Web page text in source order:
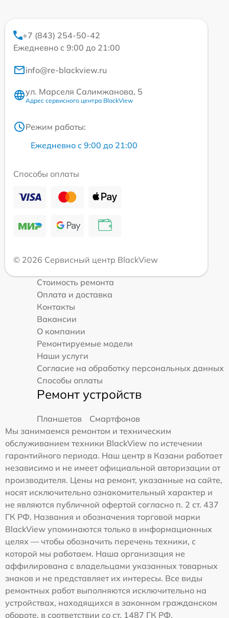
+7 (843) 254-50-42
Ежедневно с 9:00 до 21:00
info@re-blackview.ru
ул. Марселя Салимжанова, 5
Адрес сервисного центра BlackView
Режим работы:
Ежедневно с 9:00 до 21:00
Способы оплаты
© 2026 Сервисный центр BlackView
Стоимость ремонта
Оплата и доставка
Контакты
Вакансии
О компании
Ремонтируемые модели
Наши услуги
Согласие на обработку персональных данных
Способы оплаты
Ремонт устройств
Планшетов
Смартфонов
Мы занимаемся ремонтом и техническим
обслуживанием техники BlackView по истечении
гарантийного периода. Наш центр в Казани работает
независимо и не имеет официальной авторизации от
производителя. Цены на ремонт, указанные на сайте,
носят исключительно ознакомительный характер и
не являются публичной офертой согласно п. 2 ст. 437
ГК РФ. Названия и обозначения торговой марки
BlackView упоминаются только в информационных
целях — чтобы обозначить перечень техники, с
которой мы работаем. Наша организация не
аффилирована с владельцами указанных товарных
знаков и не представляет их интересы. Все виды
ремонтных работ выполняются исключительно на
устройствах, находящихся в законном гражданском
обороте, в соответствии со ст. 1487 ГК РФ.